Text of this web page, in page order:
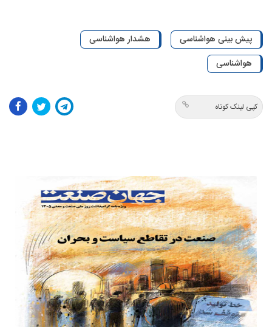
پیش بینی هواشناسی
هشدار هواشناسی
هواشناسی
کپی لینک کوتاه